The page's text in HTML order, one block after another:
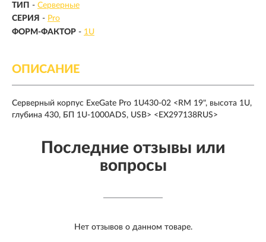
ТИП - Серверные
СЕРИЯ - Pro
ФОРМ-ФАКТОР - 1U
ОПИСАНИЕ
Серверный корпус ExeGate Pro 1U430-02 <RM 19", высота 1U,
глубина 430, БП 1U-1000ADS, USB> <EX297138RUS>
Последние отзывы или
вопросы
Нет отзывов о данном товаре.